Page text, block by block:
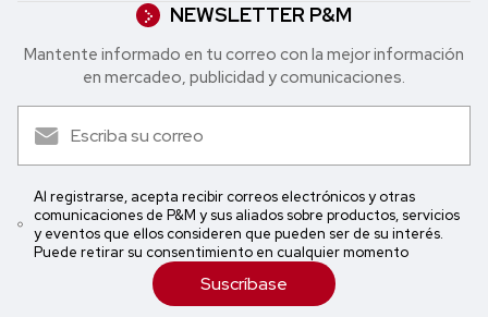
NEWSLETTER P&M
Mantente informado en tu correo con la mejor in formación
en mercadeo, publicidad y comunicaciones.
Al registrarse, acepta recibir correos electrónicos y otras
comunicaciones de P&M y sus aliados sobre productos, servicios
y eventos que ellos consideren que pueden ser de su interés.
Puede retirar su consentimiento en cualquier momento
Suscríbase